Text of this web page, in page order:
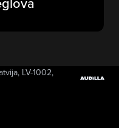
LV-1002,